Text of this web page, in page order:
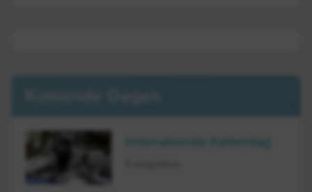
Internationale Kattendag